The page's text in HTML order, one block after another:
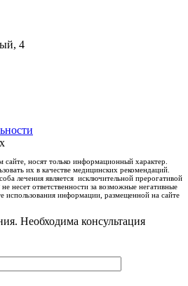
4
носят только информационный характер.
их в качестве медицинских рекомендаций.
лечения является исключительной прерогативой
несет ответственности за возможные негативные
использования информации, размещенной на сайте
Необходима консультация